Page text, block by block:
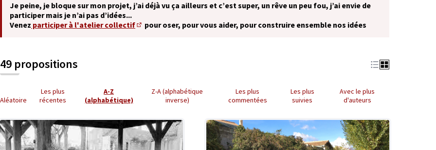
Je peine, je bloque sur mon projet, j’ai déjà vu ça ailleurs et c’est super, un rêve un peu fou, j’ai envie de
participer mais je n’ai pas d’idées...
Venez participer à l'atelier collectif
(S'ouvre dans un nouvel onglet)
pour oser, pour vous aider, pour construire ensemble nos idées
49 propositions
Aléatoire
Les plus
récentes
A-Z
(alphabétique)
Z-A (alphabétique
inverse)
Les plus
commentées
Les plus
suivies
Avec le plus
d'auteurs